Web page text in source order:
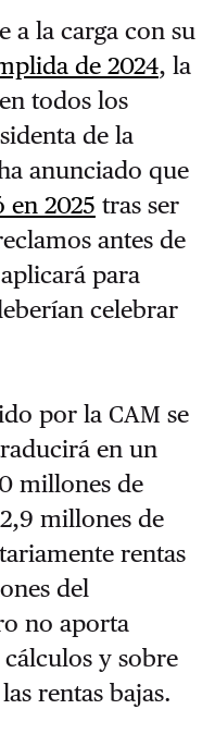
a la carga con su
de 2024, la
todos los
de la
anunciado que
en 2025 tras ser
antes de
para
celebrar
por la CAM se
en un
millones de
millones de
rentas
del
no aporta
y sobre
rentas bajas.